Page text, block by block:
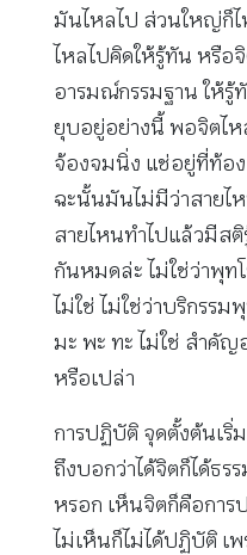
มันไหลไป ส่วนใหญ่ก็ไ
ไหลไปคิดให้รู้ทัน หรือ
อารมณ์กรรมฐาน ให้
ยุบอยู่อย่างนี้ พอจิตไห
จ้องจมนิ่ง แช่อยู่ที่ท้อง
ฉะนั้นมันไม่มีว่าสายไ
สายไหนทำไปแล้วมีสติ
กันหมดล่ะ ไม่ใช่ว่าพุท
ไม่ใช่ ไม่ใช่ว่าบริกรร
มะ พะ ทะ ไม่ใช่ สำคัญ
หรือเปล่า
การปฏิบัติ จุดตั้งต้นเริ่
ถึงบอกว่าได้จิตก็ได้ธร
หรอก เห็นจิตก็คือการ
ไม่เห็นก็ไม่ได้ปฏิบัติ เ